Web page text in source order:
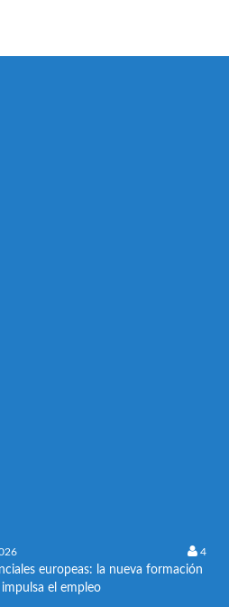
4
europeas: la nueva formación
el empleo